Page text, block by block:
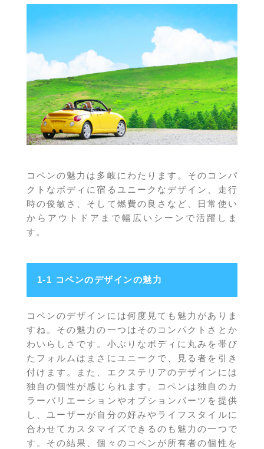
コペンの魅力は多岐にわたります。そのコンパ
クトなボディに宿るユニークなデザイン、走行
時の俊敏さ、そして燃費の良さなど、日常使い
からアウトドアまで幅広いシーンで活躍しま
す。
1-1 コペンのデザインの魅力
コペンのデザインには何度見ても魅力がありま
すね。その魅力の一つはそのコンパクトさとか
わいらしさです。小ぶりなボディに丸みを帯び
たフォルムはまさにユニークで、見る者を引き
付けます。また、エクステリアのデザインには
独自の個性が感じられます。コペンは独自のカ
ラーバリエーションやオプションパーツを提供
し、ユーザーが自分の好みやライフスタイルに
合わせてカスタマイズできるのも魅力の一つで
す。その結果、個々のコペンが所有者の個性を